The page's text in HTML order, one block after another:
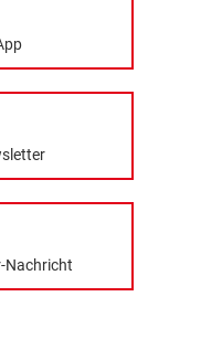
Nachricht